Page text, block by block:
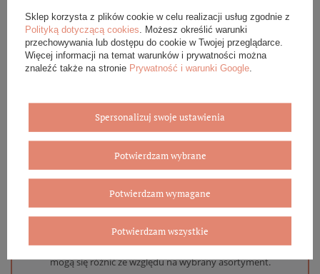
OPINIE (0)
GWARANCJA
Eleganckie opakowanie gratis
Biżuterię i zegarki zakupione w sklepie internetowym
BOVEM otrzymasz jako gotowy do wręczenia upominek. Do
każdego zamówienia dołączamy pudełko ze skóry
ekologicznej oraz elegancką torebkę. Rozmiary i wzory
mogą się różnić ze względu na wybrany asortyment.
Sklep korzysta z plików cookie w celu realizacji usług zgodnie z
Polityką dotyczącą cookies . Możesz określić warunki
przechowywania lub dostępu do cookie w Twojej przeglądarce.
Więcej informacji na temat warunków i prywatności można
znaleźć także na stronie Prywatność i warunki Google
Spersonalizuj swoje ustawienia
Potwierdzam wybrane
Potwierdzam wymagane
Potwierdzam wszystkie